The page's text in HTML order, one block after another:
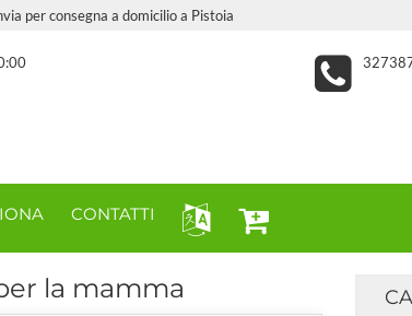
per consegna a domicilio a Pistoia
CONTATTI
la mamma